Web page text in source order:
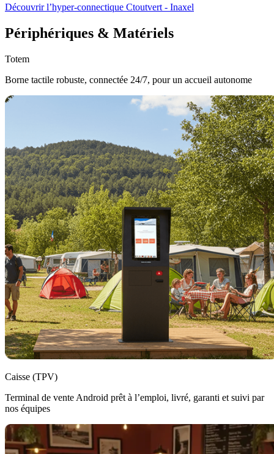
Découvrir l’hyper-connectique Ctoutvert - Inaxel
Périphériques & Matériels
Totem
Borne tactile robuste, connectée 24/7, pour un accueil autonome
Caisse (TPV)
Terminal de vente Android prêt à l’emploi, livré, garanti et suivi par
nos équipes